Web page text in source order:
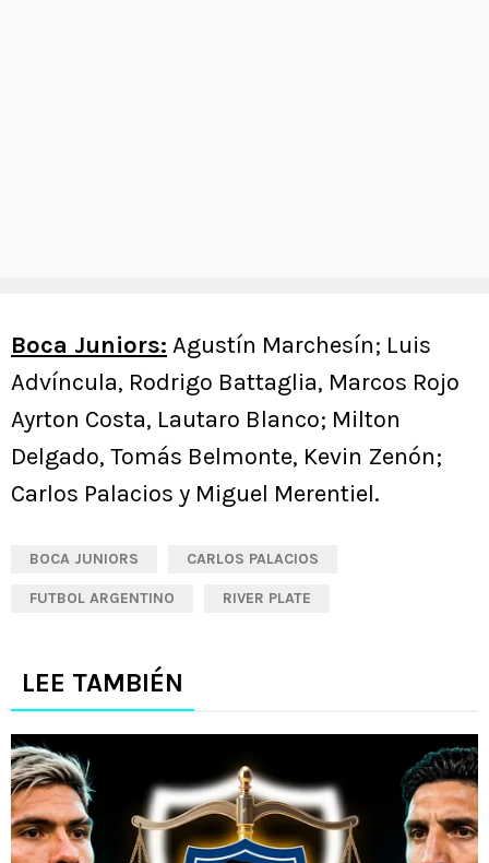
Boca Juniors: Agustín Marchesín; Luis
Advíncula, Rodrigo Battaglia, Marcos Rojo
Ayrton Costa, Lautaro Blanco; Milton
Delgado, Tomás Belmonte, Kevin Zenón;
Carlos Palacios y Miguel Merentiel.
BOCA JUNIORS CARLOS PALACIOS
FUTBOL ARGENTINO RIVER PLATE
LEE TAMBIÉN